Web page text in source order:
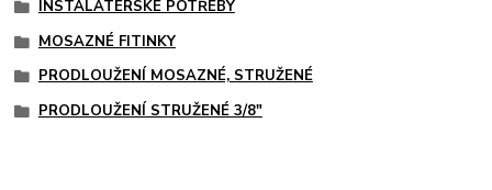
INSTALATÉRSKÉ POTŘEBY
MOSAZNÉ FITINKY
PRODLOUŽENÍ MOSAZNÉ, STRUŽENÉ
PRODLOUŽENÍ STRUŽENÉ 3/8"